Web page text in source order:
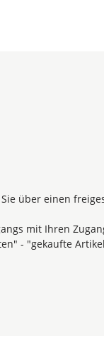
über einen
mit Ihren
- "gekaufte